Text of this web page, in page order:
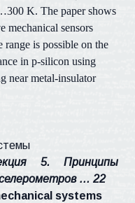
K. The paper shows
mechanical sensors
is possible on the
in p-silicon using
near metal-insulator
5. Принципы
… 22
systems